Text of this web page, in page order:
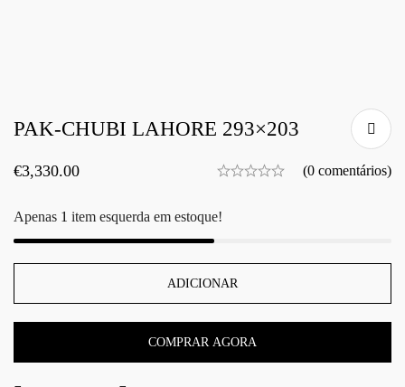
PAK-CHUBI LAHORE 293×203
€3,330.00 (0 comentários)
Apenas 1 item esquerda em estoque!
ADICIONAR
COMPRAR AGORA